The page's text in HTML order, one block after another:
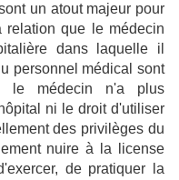
un atout majeur pour
relation que le médecin
dans laquelle il
personnel médical sont
le médecin n'a plus
ni le droit d'utiliser
des privilèges du
nuire à la license
de pratiquer la